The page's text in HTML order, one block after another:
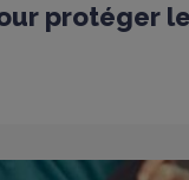
protéger